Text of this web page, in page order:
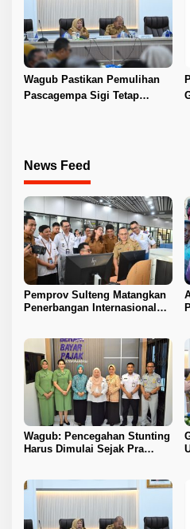
Wagub Pastikan Pemulihan
Pascagempa Sigi Tetap
News Feed
Pemprov Sulteng Matangkan
Penerbangan Internasional
Wagub: Pencegahan Stunting
Harus Dimulai Sejak Pra